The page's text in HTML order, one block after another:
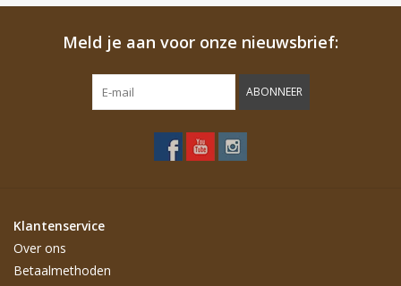
Meld je aan voor onze nieuwsbrief:
ABONNEER
Klantenservice
Over ons
Betaalmethoden